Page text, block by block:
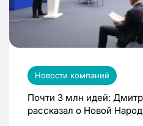
Новости компаний
Почти 3 млн идей:
рассказал о Новой